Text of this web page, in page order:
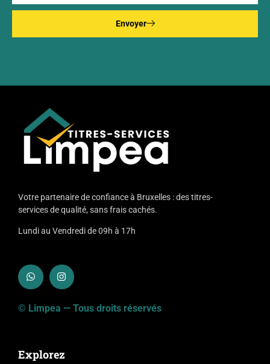
Envoyer
Votre partenaire de confiance à Bruxelles : des titres-
services de qualité, sans frais cachés.
Lundi au Vendredi de 09h à 17h
© Limpea — Tous droits réservés
Explorez